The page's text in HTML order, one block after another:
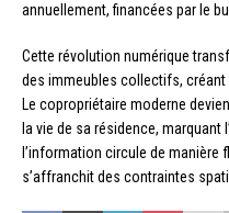
annuellement, financées par le
Cette révolution numérique
des immeubles collectifs,
Le copropriétaire moderne
la vie de sa résidence, marquant
l’information circule de manière
s’affranchit des contraintes